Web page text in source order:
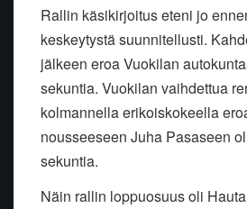
Rallin käsikirjoitus eteni jo
keskeytystä suunnitellusti.
jälkeen eroa Vuokilan
sekuntia. Vuokilan vaihdettua
kolmannella erikoiskokeella
nousseeseen Juha Pasaseen
sekuntia.
Näin rallin loppuosuus oli